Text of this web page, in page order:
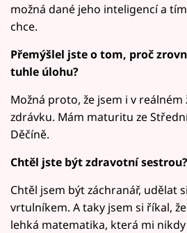
možná dané jeho inteligencí a
chce.
Přemýšlel jste o tom, proč
tuhle úlohu?
Možná proto, že jsem i v
zdrávku. Mám maturitu ze
Děčíně.
Chtěl jste být zdravotní sestrou?
Chtěl jsem být záchranář, udělat
vrtulníkem. A taky jsem si říkal,
lehká matematika, která mi nikdy